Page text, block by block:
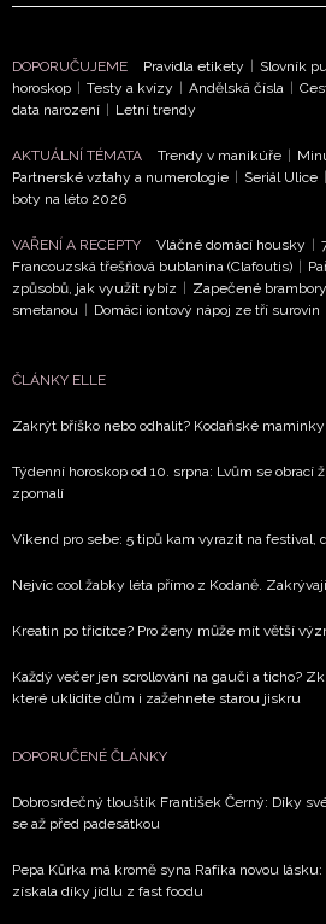
Přihlášením k newsletteru
podmínkami společnosti
ochrany soukromí- BurdaMedia
Vašimi údaji pracovat zejména k
Chcete navíc dostávat i další
informace od našich partnerů?
DOPORUČUJEME Pravidla etikety | Slovník
horoskop | Testy a kvízy | Andělská čísla |
data narození | Letní trendy
AKTUÁLNÍ TÉMATA Trendy v manikúře |
Partnerské vztahy a numerologie | Seriál Ulice |
boty na léto 2026
VAŘENÍ A RECEPTY Vláčné domácí housky |
Francouzská třešňová bublanina (Clafoutis) |
způsobů, jak využít rybíz | Zapečené
smetanou | Domácí iontový nápoj ze tří surovin
ČLÁNKY ELLE
Zakrýt bříško nebo odhalit? Kodaňské
Týdenní horoskop od 10. srpna: Lvům se obrací
zpomalí
Víkend pro sebe: 5 tipů kam vyrazit na festival,
Nejvíc cool žabky léta přímo z Kodaně.
Kreatin po třicítce? Pro ženy může mít větší
Každý večer jen scrollování na gauči a ticho?
které uklidíte dům i zažehnete starou jiskru
DOPORUČENÉ ČLÁNKY
Dobrosrdečný tlouštík František Černý: Díky
se až před padesátkou
Pepa Kůrka má kromě syna Rafíka novou
získala díky jídlu z fast foodu